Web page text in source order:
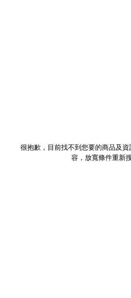
很抱歉，目前找不到您要的商品及
容，放寬條件重新搜